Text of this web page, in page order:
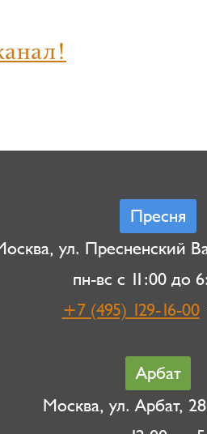
Пресня
ул. Пресненский
пн-вс с 11:00 до
+7 (495) 129-16-00
Арбат
Москва, ул. Арбат,